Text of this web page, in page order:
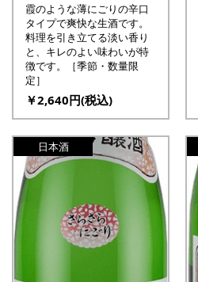
霞のような薄にごりの辛口
タイプで爽快な生酒です。
料理を引き立てる淡い香り
と、キレのよい味わいが特
徴です。［季節・数量限
定］
￥2,640円(税込)
日本酒